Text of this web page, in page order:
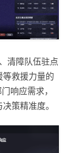
清障队伍驻点
救援力量的
响应需求，
策精准度。